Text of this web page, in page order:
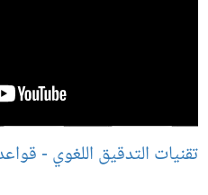
تقنيات التدقيق اللغوي -